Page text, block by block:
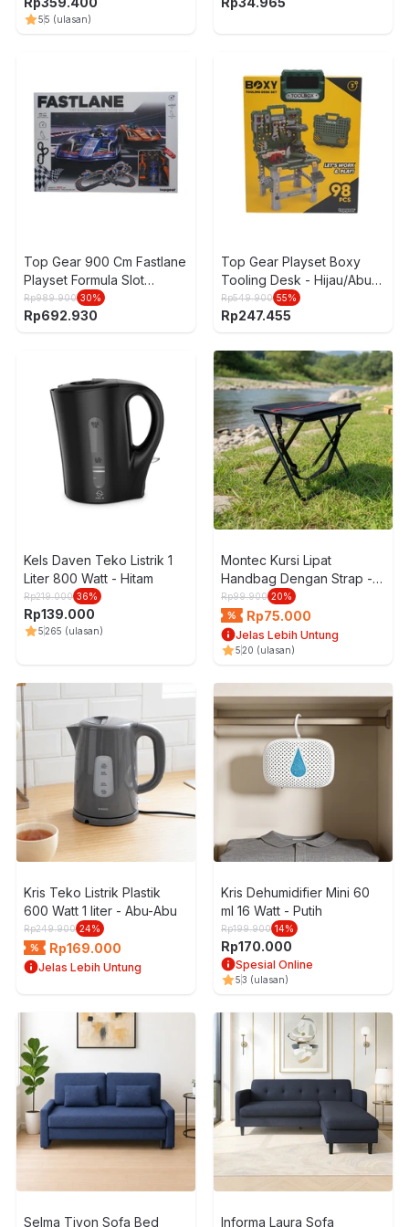
55 (ulasan)
Top Gear 900 Cm Fastlane
Playset Formula Slot
Racing 1:43 - Mix
Rp989.900 30%
Rp692.930
Top Gear Playset Boxy
Tooling Desk - Hijau/Abu-
Abu
Rp549.900 55%
Rp247.455
Kels Daven Teko Listrik 1
Liter 800 Watt - Hitam
Rp219.000 36%
Rp139.000
5265 (ulasan)
Montec Kursi Lipat
Handbag Dengan Strap -
Hitam
Rp99.900 20%
Rp75.000
Jelas Lebih Untung
520 (ulasan)
Kris Teko Listrik Plastik
600 Watt 1 liter - Abu-Abu
Rp249.900 24%
Rp169.000
Jelas Lebih Untung
Kris Dehumidifier Mini 60
ml 16 Watt - Putih
Rp199.900 14%
Rp170.000
Spesial Online
53 (ulasan)
Selma Tivon Sofa Bed Informa Laura Sofa